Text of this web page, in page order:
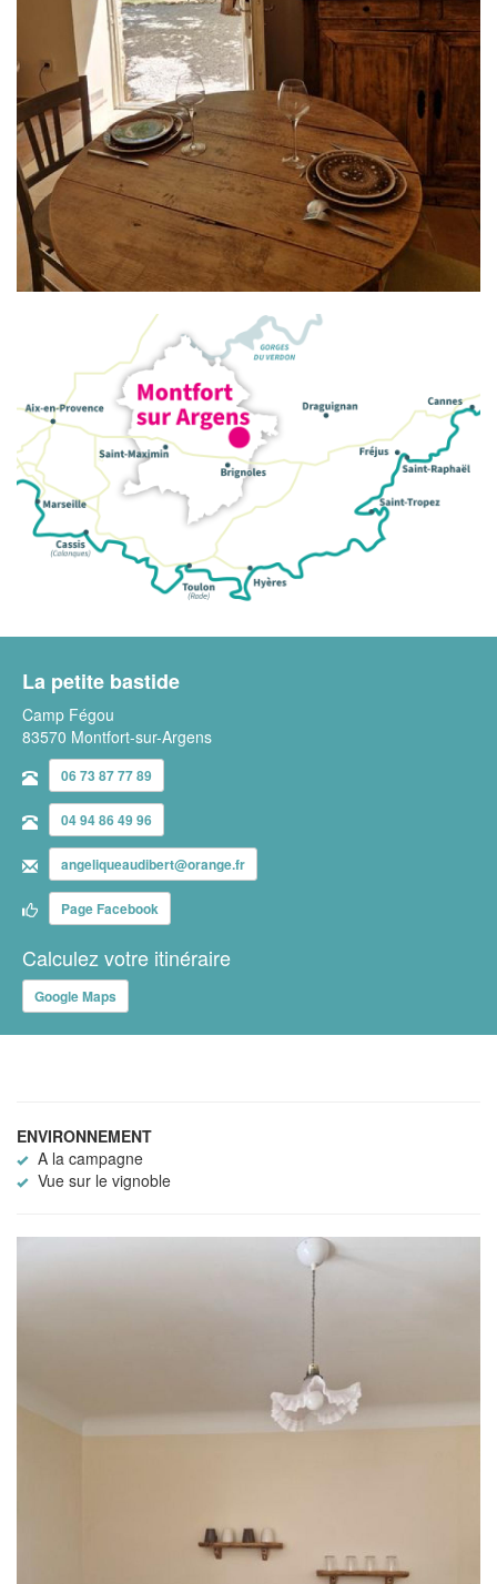
La petite bastide
Camp Fégou
83570 Montfort-sur-Argens
06 73 87 77 89
04 94 86 49 96
angeliqueaudibert@orange.fr
Page Facebook
Calculez votre itinéraire
Google Maps
ENVIRONNEMENT
A la campagne
Vue sur le vignoble